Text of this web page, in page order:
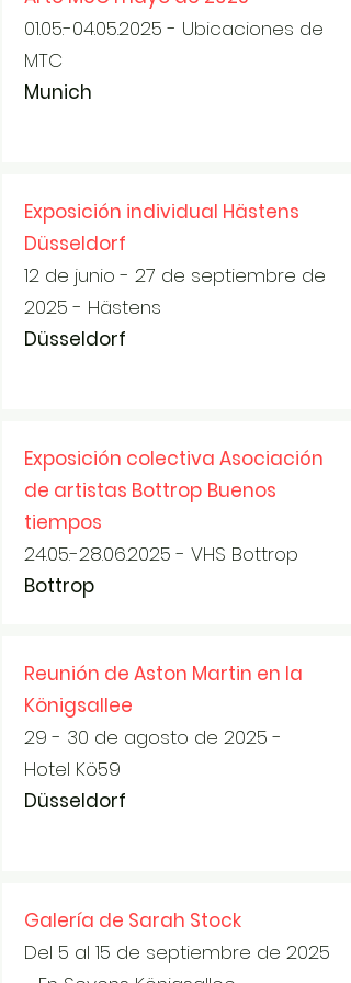
01.05.-04.05.2025 - Ubicaciones de
MTC
Munich
Exposición individual Hästens
Düsseldorf
12 de junio - 27 de septiembre de
2025 - Hästens
Düsseldorf
Exposición colectiva Asociación
de artistas Bottrop Buenos
tiempos
24.05.-28.06.2025 - VHS Bottrop
Bottrop
Reunión de Aston Martin en la
Königsallee
29 - 30 de agosto de 2025 -
Hotel Kö59
Düsseldorf
Galería de Sarah Stock
Del 5 al 15 de septiembre de 2025